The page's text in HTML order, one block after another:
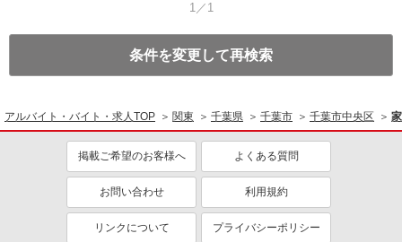
1／1
条件を変更して再検索
アルバイト・バイト・求人TOP 関東 千葉県 千葉市 千葉市中央区
掲載ご希望のお客様へ よくある質問
お問い合わせ 利用規約
リンクについて プライバシーポリシー